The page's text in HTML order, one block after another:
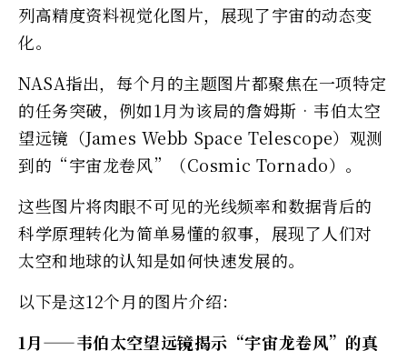
列高精度资料视觉化图片，展现了宇宙的动态变
化。
NASA指出，每个月的主题图片都聚焦在一项特定
的任务突破，例如1月为该局的詹姆斯‧韦伯太空
望远镜（James Webb Space Telescope）观测
到的“宇宙龙卷风”（Cosmic Tornado）。
这些图片将肉眼不可见的光线频率和数据背后的
科学原理转化为简单易懂的叙事，展现了人们对
太空和地球的认知是如何快速发展的。
以下是这12个月的图片介绍：
1月——韦伯太空望远镜揭示“宇宙龙卷风”的真